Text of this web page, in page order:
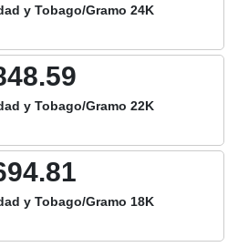
y Tobago/Gramo 24K
y Tobago/Gramo 22K
y Tobago/Gramo 18K